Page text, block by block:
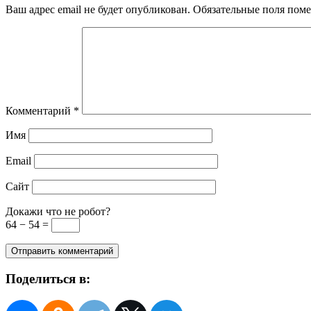
Ваш адрес email не будет опубликован. Обязательные поля
Комментарий *
Имя
Email
Сайт
Докажи что не робот?
64 − 54 =
Поделиться в: